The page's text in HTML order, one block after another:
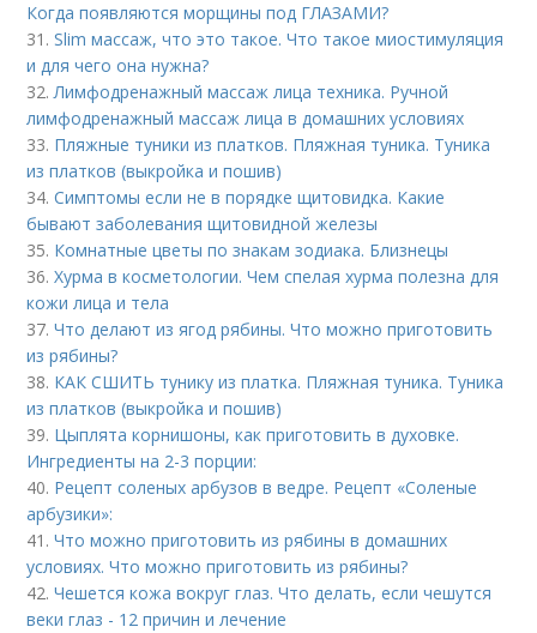
Когда появляются морщины под ГЛАЗАМИ?
31.Slim массаж, что это такое. Что такое миостимуляция
и для чего она нужна?
32.Лимфодренажный массаж лица техника. Ручной
лимфодренажный массаж лица в домашних условиях
33. Пляжные туники из платков. Пляжная туника. Туника
из платков (выкройка и пошив)
34.Симптомы если не в порядке щитовидка. Какие
бывают заболевания щитовидной железы
35. Комнатные цветы по знакам зодиака. Близнецы
36.Хурма в косметологии. Чем спелая хурма полезна для
кожи лица и тела
37.Что делают из ягод рябины. Что можно приготовить
из рябины?
38. КАК СШИТЬ тунику из платка. Пляжная туника. Туника
из платков (выкройка и пошив)
39. Цыплята корнишоны, как приготовить в духовке.
Ингредиенты на 2-3 порции:
40. Рецепт соленых арбузов в ведре. Рецепт «Соленые
арбузики»:
41.Что можно приготовить из рябины в домашних
условиях. Что можно приготовить из рябины?
42.Чешется кожа вокруг глаз. Что делать, если чешутся
веки глаз - 12 причин и лечение